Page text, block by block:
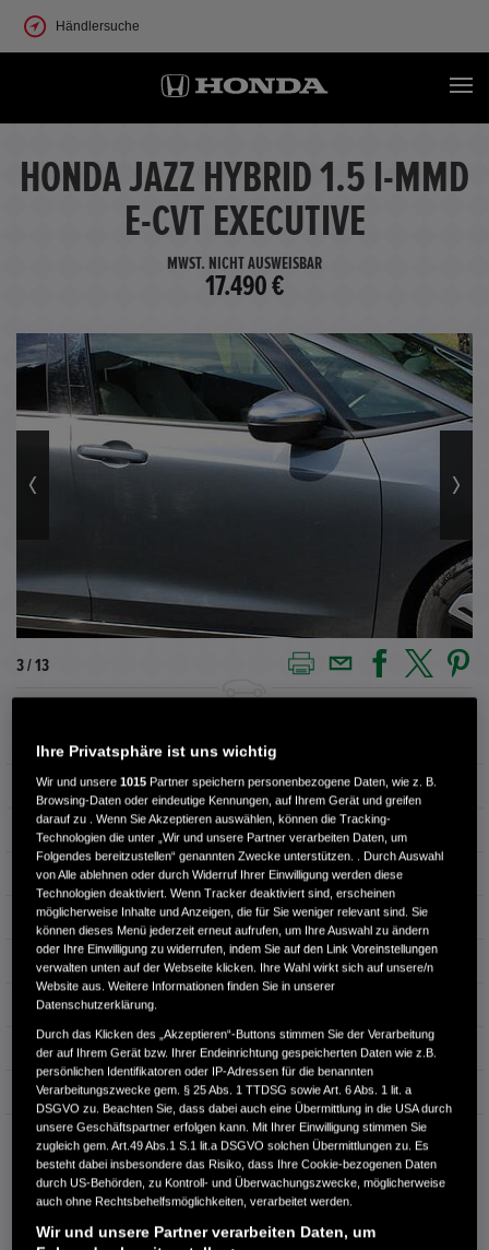
Händlersuche
HONDA JAZZ HYBRID 1.5 I-MMD
E-CVT EXECUTIVE
MWST. NICHT AUSWEISBAR
17.490 €
3 / 13
Außenfarbe Shining Gray
Kilometerstand 36.800 km
Kraftstoffart Benzin
Getriebe Automatik
Türen 5
Leistung 72 kW / 98 PS
Hubraum
Erstzulassung 06.2021
Bauart Limousine
AUTOHAUS GRIMM GMBH
Fichtenstr. 39
17358 Torgelow
RUFEN SIE UNS AN:
Ihre Privatsphäre ist uns wichtig
Wir und unsere1015 Partner speichern personenbezogene Daten, wie z. B.
Browsing-Daten oder eindeutige Kennungen, auf Ihrem Gerät und greifen
darauf zu . Wenn Sie Akzeptieren auswählen, können die Tracking-
Technologien die unter „Wir und unsere Partner verarbeiten Daten, um
Folgendes bereitzustellen“ genannten Zwecke unterstützen. . Durch Auswahl
von Alle ablehnen oder durch Widerruf Ihrer Einwilligung werden diese
Technologien deaktiviert. Wenn Tracker deaktiviert sind, erscheinen
möglicherweise Inhalte und Anzeigen, die für Sie weniger relevant sind. Sie
können dieses Menü jederzeit erneut aufrufen, um Ihre Auswahl zu ändern
oder Ihre Einwilligung zu widerrufen, indem Sie auf den Link Voreinstellungen
verwalten unten auf der Webseite klicken. Ihre Wahl wirkt sich auf unsere/n
Website aus. Weitere Informationen finden Sie in unserer
Datenschutzerklärung.
Durch das Klicken des „Akzeptieren“-Buttons stimmen Sie der Verarbeitung
der auf Ihrem Gerät bzw. Ihrer Endeinrichtung gespeicherten Daten wie z.B.
persönlichen Identifikatoren oder IP-Adressen für die benannten
Verarbeitungszwecke gem. § 25 Abs. 1 TTDSG sowie Art. 6 Abs. 1 lit. a
DSGVO zu. Beachten Sie, dass dabei auch eine Übermittlung in die USA durch
unsere Geschäftspartner erfolgen kann. Mit Ihrer Einwilligung stimmen Sie
zugleich gem. Art.49 Abs.1 S.1 lit.a DSGVO solchen Übermittlungen zu. Es
besteht dabei insbesondere das Risiko, dass Ihre Cookie-bezogenen Daten
durch US-Behörden, zu Kontroll- und Überwachungszwecke, möglicherweise
auch ohne Rechtsbehelfsmöglichkeiten, verarbeitet werden.
Wir und unsere Partner verarbeiten Daten, um